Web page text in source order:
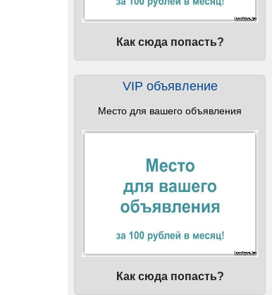
Как сюда попасть?
VIP объявление
Место для вашего объявления
Как сюда попасть?